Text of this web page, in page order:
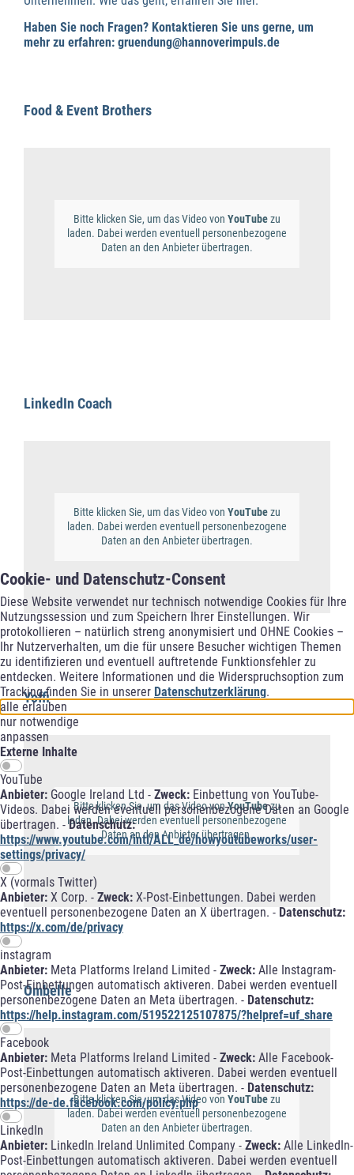
Cookie- und Datenschutz-Consent
Diese Website verwendet nur technisch notwendige Cookies für Ihre
Nutzungssession und zum Speichern Ihrer Einstellungen. Wir
protokollieren – natürlich streng anonymisiert und OHNE Cookies –
Ihr Nutzerverhalten, um die für unsere Besucher wichtigen Themen
zu identifizieren und eventuell auftretende Funktionsfehler zu
entdecken. Weitere Informationen und die Widerspruchsoption zum
Tracking finden Sie in unserer Datenschutzerklärung.
alle erlauben
nur notwendige
anpassen
Externe Inhalte
YouTube
Anbieter: Google Ireland Ltd - Zweck: Einbettung von YouTube-
Videos. Dabei werden eventuell personenbezogene Daten an Google
übertragen. -Datenschutz:
https://www.youtube.com/intl/ALL_de/howyoutubeworks/user-
settings/privacy/
X (vormals Twitter)
Anbieter: X Corp. - Zweck: X-Post-Einbettungen. Dabei werden
eventuell personenbezogene Daten an X übertragen. - Datenschutz:
https://x.com/de/privacy
instagram
Anbieter: Meta Platforms Ireland Limited - Zweck: Alle Instagram-
Post-Einbettungen automatisch aktiveren. Dabei werden eventuell
personenbezogene Daten an Meta übertragen. - Datenschutz:
https://help.instagram.com/519522125107875/?helpref=uf_share
Facebook
Anbieter: Meta Platforms Ireland Limited - Zweck: Alle Facebook-
Post-Einbettungen automatisch aktiveren. Dabei werden eventuell
personenbezogene Daten an Meta übertragen. - Datenschutz:
https://de-de.facebook.com/policy.php
LinkedIn
Anbieter: LinkedIn Ireland Unlimited Company - Zweck: Alle LinkedIn-
Post-Einbettungen automatisch aktiveren. Dabei werden eventuell
Haben Sie noch Fragen? Kontaktieren Sie uns gerne, um
mehr zu erfahren: gruendung@hannoverimpuls.de
Food & Event Brothers
Bitte klicken Sie, um das Video von YouTubezu
laden. Dabei werden eventuell personenbezogene
Daten an den Anbieter übertragen.
LinkedIn Coach
Bitte klicken Sie, um das Video von YouTubezu
laden. Dabei werden eventuell personenbezogene
Daten an den Anbieter übertragen.
Yoffi
Bitte klicken Sie, um das Video vonYouTubezu
laden. Dabei werden eventuell personenbezogene
Daten an den Anbieter übertragen.
Ombelle
Bitte klicken Sie, um das Video von YouTubezu
laden. Dabei werden eventuell personenbezogene
Daten an den Anbieter übertragen.